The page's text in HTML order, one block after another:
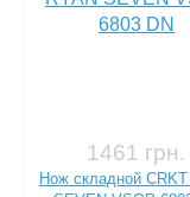
1461 грн.
Нож складной CRKT